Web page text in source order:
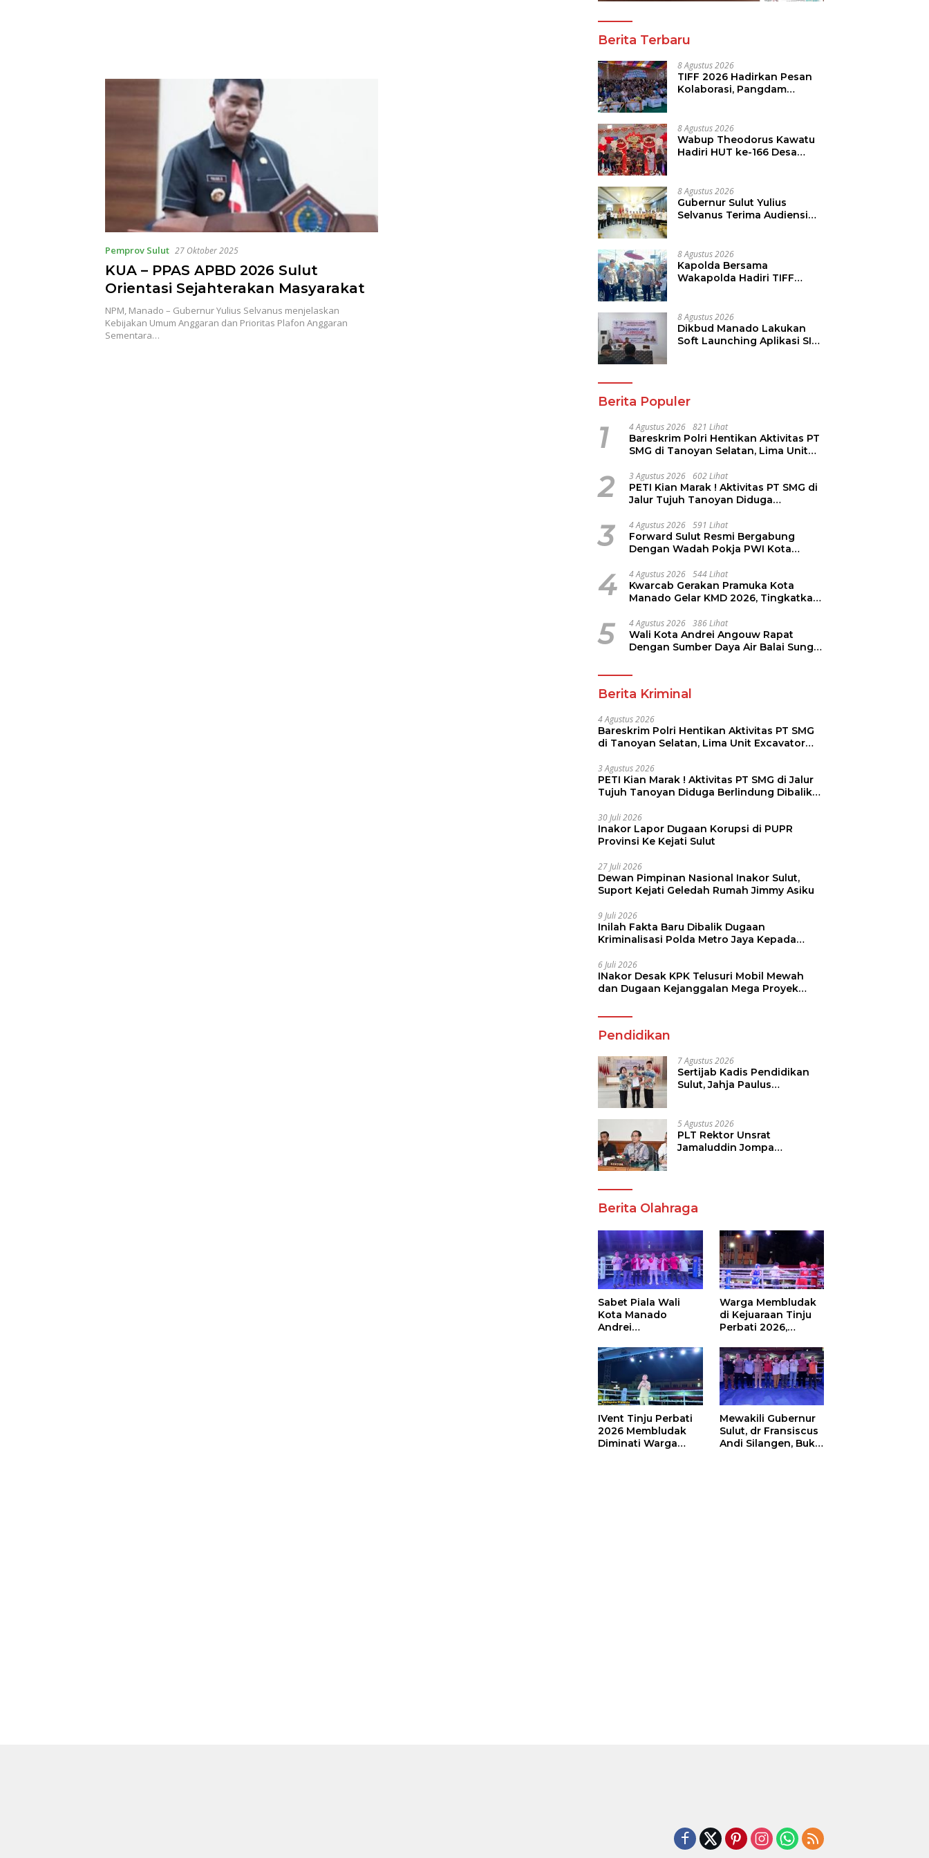
Pemprov Sulut 27 Oktober 2025
KUA – PPAS APBD 2026 Sulut
Orientasi Sejahterakan Masyarakat
NPM, Manado – Gubernur Yulius Selvanus menjelaskan
Kebijakan Umum Anggaran dan Prioritas Plafon Anggaran
Sementara…
Berita Terbaru
8 Agustus 2026
TIFF 2026 Hadirkan Pesan
Kolaborasi, Pangdam
8 Agustus 2026
Wabup Theodorus Kawatu
Hadiri HUT ke-166 Desa
8 Agustus 2026
Gubernur Sulut Yulius
Selvanus Terima Audiensi
8 Agustus 2026
Kapolda Bersama
Wakapolda Hadiri TIFF
Keamanan
8 Agustus 2026
Dikbud Manado Lakukan
Soft Launching Aplikasi SI
Berita Populer
1 4 Agustus 2026 821 Lihat
Bareskrim Polri Hentikan Aktivitas PT
SMG di Tanoyan Selatan, Lima Unit
2 3 Agustus 2026 602 Lihat
PETI Kian Marak ! Aktivitas PT SMG di
Jalur Tujuh Tanoyan Diduga
3 4 Agustus 2026 591 Lihat
Forward Sulut Resmi Bergabung
Dengan Wadah Pokja PWI Kota
4 4 Agustus 2026 544 Lihat
Kwarcab Gerakan Pramuka Kota
Manado Gelar KMD 2026, Tingkatkan
Pramuka
5 4 Agustus 2026 386 Lihat
Wali Kota Andrei Angouw Rapat
Dengan Sumber Daya Air Balai Sungai
Berita Kriminal
4 Agustus 2026
Bareskrim Polri Hentikan Aktivitas PT SMG
di Tanoyan Selatan, Lima Unit Excavator
3 Agustus 2026
PETI Kian Marak ! Aktivitas PT SMG di Jalur
Tujuh Tanoyan Diduga Berlindung Dibalik
30 Juli 2026
Inakor Lapor Dugaan Korupsi di PUPR
Provinsi Ke Kejati Sulut
27 Juli 2026
Dewan Pimpinan Nasional Inakor Sulut,
Suport Kejati Geledah Rumah Jimmy Asiku
9 Juli 2026
Inilah Fakta Baru Dibalik Dugaan
Kriminalisasi Polda Metro Jaya Kepada
6 Juli 2026
INakor Desak KPK Telusuri Mobil Mewah
dan Dugaan Kejanggalan Mega Proyek
Pendidikan
7 Agustus 2026
Sertijab Kadis Pendidikan
Sulut, Jahja Paulus
Pendidikan
5 Agustus 2026
PLT Rektor Unsrat
Jamaluddin Jompa
Berita Olahraga
Sabet Piala Wali
Kota Manado
Andrei
Boxing Camp Juara
Umum Tinju Perbati
2026
Warga Membludak
di Kejuaraan Tinju
Perbati 2026,
Piala Wali Kota
IVent Tinju Perbati
2026 Membludak
Diminati Warga
Mewakili Gubernur
Sulut, dr Fransiscus
Andi Silangen, Buka